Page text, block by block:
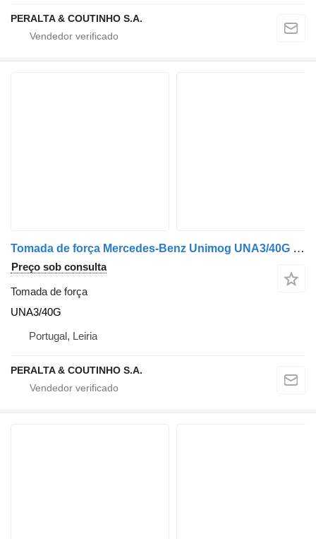
PERALTA & COUTINHO S.A.
Tomada de força Mercedes-Benz Unimog UNA3/40G para camião
Preço sob consulta
Tomada de força
UNA3/40G
Portugal, Leiria
PERALTA & COUTINHO S.A.